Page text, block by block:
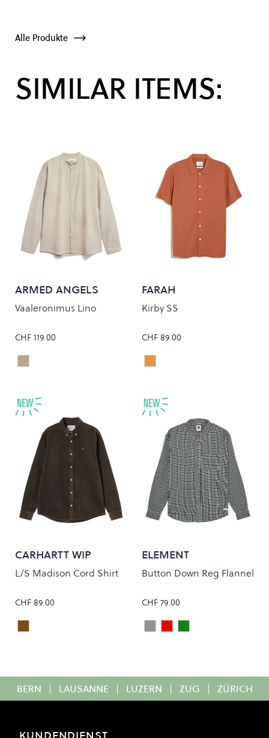
Alle Produkte
SIMILAR ITEMS:
ARMED ANGELS
Vaaleronimus Lino
CHF 119.00
Colour
SAND STONE
FARAH
Kirby SS
CHF 89.00
Colour
Coral Reef
CARHARTT WIP
L/S Madison Cord Shirt
CHF 89.00
Colour
Tobacco
ELEMENT
Button Down Reg Flannel
CHF 79.00
Colour
GINGHAM CHECKS
ZINFANDEL CHECKS
GREEN CHECKS
BERN | LAUSANNE | LUZERN | ZUG | ZÜRICH